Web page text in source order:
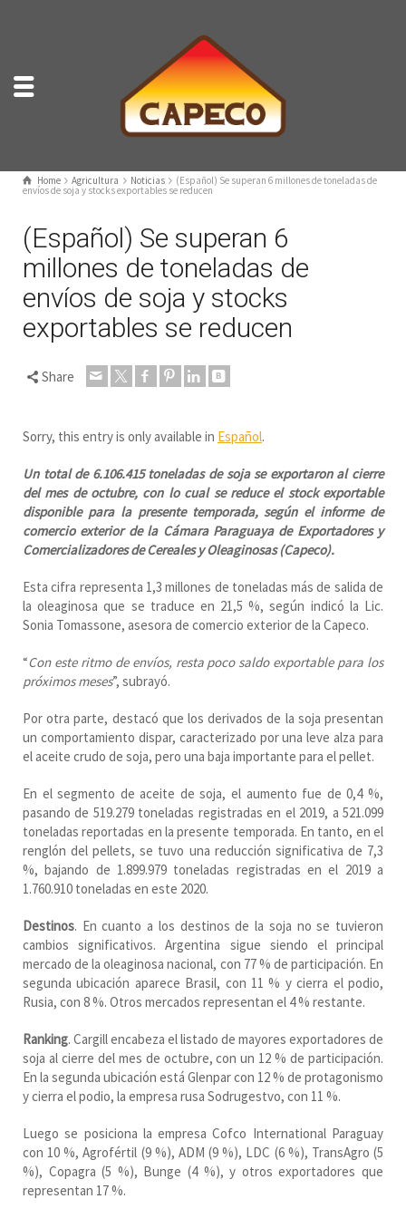
Home Agricultura Noticias (Español) Se superan 6 millones de toneladas de
envíos de soja y stocks exportables se reducen
(Español) Se superan 6
millones de toneladas de
envíos de soja y stocks
exportables se reducen
Share
Sorry, this entry is only available in Español.
Un total de 6.106.415 toneladas de soja se exportaron al cierre
del mes de octubre, con lo cual se reduce el stock exportable
disponible para la presente temporada, según el informe de
comercio exterior de la Cámara Paraguaya de Exportadores y
Comercializadores de Cereales y Oleaginosas (Capeco).
Esta cifra representa 1,3 millones de toneladas más de salida de
la oleaginosa que se traduce en 21,5 %, según indicó la Lic.
Sonia Tomassone, asesora de comercio exterior de la Capeco.
“Con este ritmo de envíos, resta poco saldo exportable para los
próximos meses”, subrayó.
Por otra parte, destacó que los derivados de la soja presentan
un comportamiento dispar, caracterizado por una leve alza para
el aceite crudo de soja, pero una baja importante para el pellet.
En el segmento de aceite de soja, el aumento fue de 0,4 %,
pasando de 519.279 toneladas registradas en el 2019, a 521.099
toneladas reportadas en la presente temporada. En tanto, en el
renglón del pellets, se tuvo una reducción significativa de 7,3
%, bajando de 1.899.979 toneladas registradas en el 2019 a
1.760.910 toneladas en este 2020.
Destinos. En cuanto a los destinos de la soja no se tuvieron
cambios significativos. Argentina sigue siendo el principal
mercado de la oleaginosa nacional, con 77 % de participación. En
segunda ubicación aparece Brasil, con 11 % y cierra el podio,
Rusia, con 8 %. Otros mercados representan el 4 % restante.
Ranking. Cargill encabeza el listado de mayores exportadores de
soja al cierre del mes de octubre, con un 12 % de participación.
En la segunda ubicación está Glenpar con 12 % de protagonismo
y cierra el podio, la empresa rusa Sodrugestvo, con 11 %.
Luego se posiciona la empresa Cofco International Paraguay
con 10 %, Agrofértil (9 %), ADM (9 %), LDC (6 %), TransAgro (5
%), Copagra (5 %), Bunge (4 %), y otros exportadores que
representan 17 %.